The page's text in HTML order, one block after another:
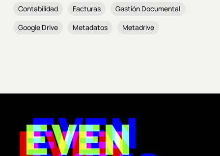
Contabilidad Facturas
Gestión Documental
Google Drive
Metadatos Metadrive